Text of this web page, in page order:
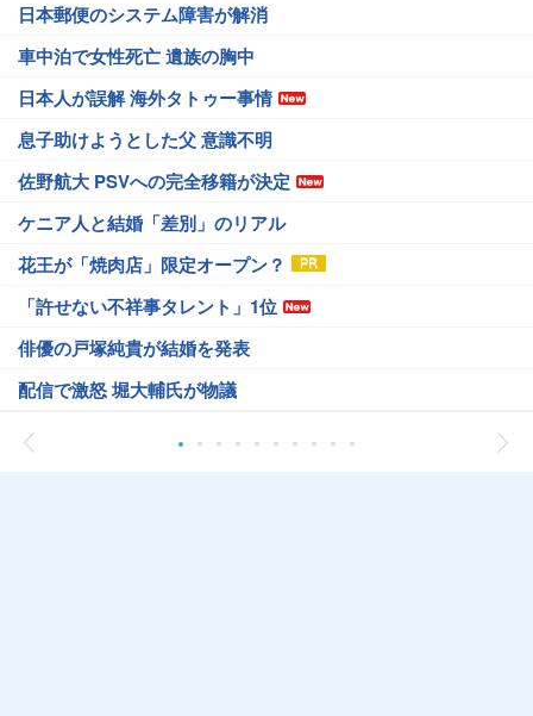
日本郵便のシステム障害が解消
車中泊で女性死亡 遺族の胸中
日本人が誤解 海外タトゥー事情
息子助けようとした父 意識不明
佐野航大 PSVへの完全移籍が決定
ケニア人と結婚「差別」のリアル
花王が「焼肉店」限定オープン？
「許せない不祥事タレント」1位
俳優の戸塚純貴が結婚を発表
配信で激怒 堀大輔氏が物議